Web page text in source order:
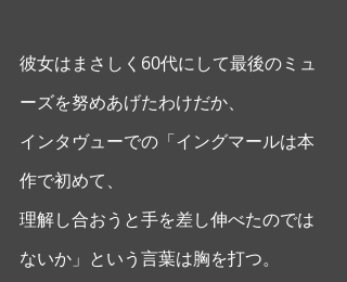
彼女はまさしく60代にして最後のミュ
ーズを努めあげたわけだか、
インタヴューでの「イングマールは本
作で初めて、
理解し合おうと手を差し伸べたのでは
ないか」という言葉は胸を打つ。